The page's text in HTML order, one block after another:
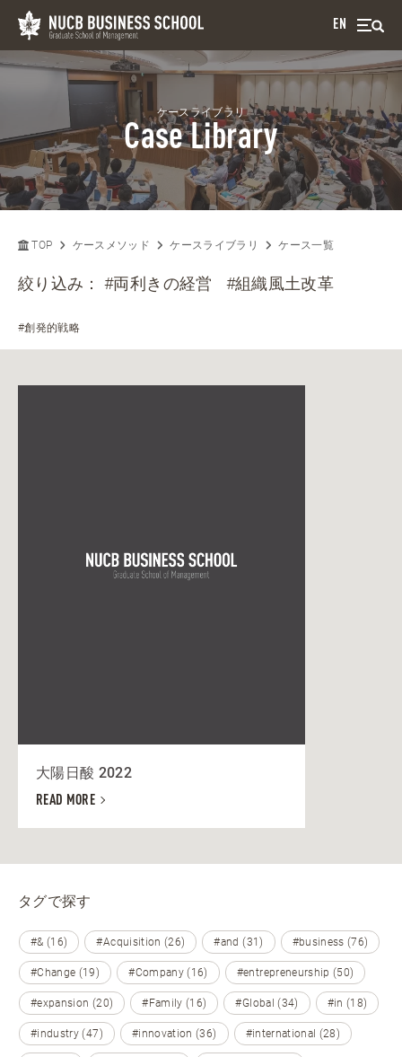
EN
ケースライブラリ
Case Library
TOP ケースメソッド ケースライブラリ ケース一覧
絞り込み：#両利きの経営 #組織風土改革
#創発的戦略
大陽日酸 2022
READ MORE
タグで探す
#& (16) #Acquisition (26) #and (31) #business (76)
#Change (19) #Company (16) #entrepreneurship (50)
#expansion (20) #Family (16) #Global (34) #in (18)
#industry (47) #innovation (36) #international (28)